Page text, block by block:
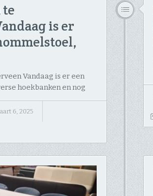
is er
Vandaag is er een
hoekbanken en nog
6, 2025